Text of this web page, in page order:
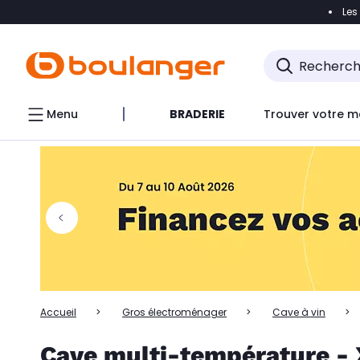
Accéder
Accéder directement au chatbot
Menu BRADERIE Trouver votre
Accueil Gros électroménager Cave à vin